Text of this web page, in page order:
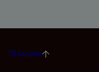
Til toppen